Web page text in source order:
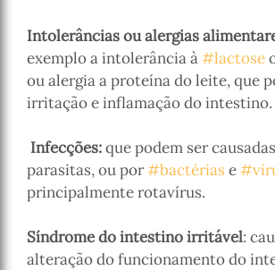
Intolerâncias ou alergias
exemplo a intolerância à#lactose
ou alergia a proteína do leite, que
irritação e inflamação do intestino.
Infecções:que podem ser
parasitas, ou por#bactérias e
principalmente rotavírus.
Síndrome do intestino irritável:
alteração do funcionamento do